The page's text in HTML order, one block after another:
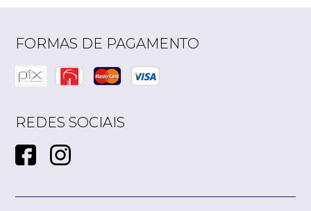
FORMAS DE PAGAMENTO
REDES SOCIAIS